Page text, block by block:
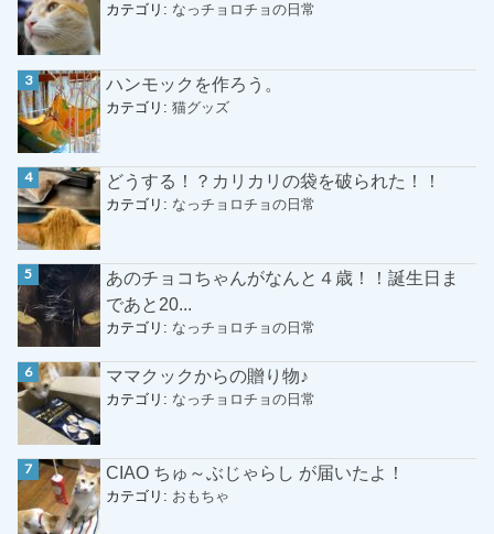
カテゴリ: なっチョロチョの日常
ハンモックを作ろう。
カテゴリ:猫グッズ
どうする！？カリカリの袋を破られた！！
カテゴリ: なっチョロチョの日常
あのチョコちゃんがなんと４歳！！誕生日ま
であと20...
カテゴリ: なっチョロチョの日常
ママクックからの贈り物♪
カテゴリ: なっチョロチョの日常
CIAO ちゅ～ぶじゃらし が届いたよ！
カテゴリ: おもちゃ